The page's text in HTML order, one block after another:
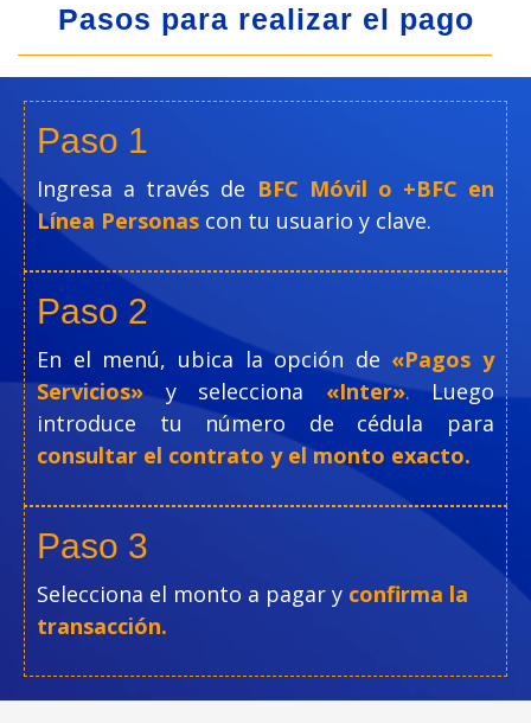
Pasos para realizar el pago
Paso 1
Ingresa a través de BFC Móvil o +BFC en
Línea Personas con tu usuario y clave.
Paso 2
En el menú, ubica la opción de «Pagos y
Servicios»y selecciona «Inter».Luego
introduce tu número de cédula para
consultar el contrato y el monto exacto.
Paso 3
Selecciona el monto a pagar y confirma la
transacción.